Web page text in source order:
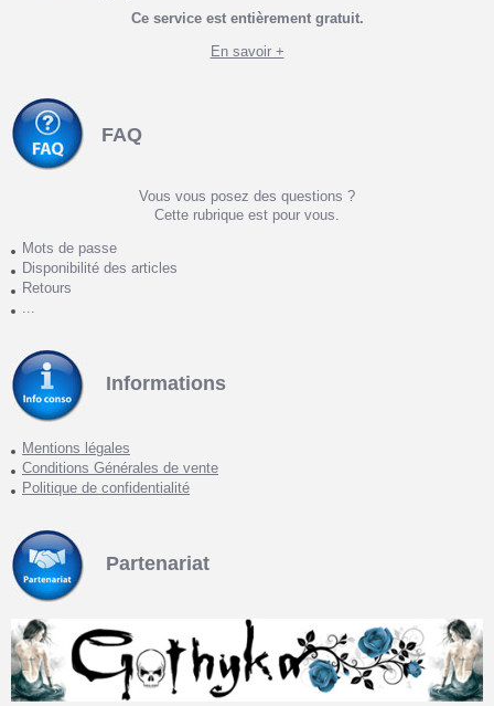
Ce service est entièrement gratuit.
En savoir +
FAQ
Vous vous posez des questions ?
Cette rubrique est pour vous.
Mots de passe
Disponibilité des articles
Retours
...
Informations
Mentions légales
Conditions Générales de vente
Politique de confidentialité
Partenariat